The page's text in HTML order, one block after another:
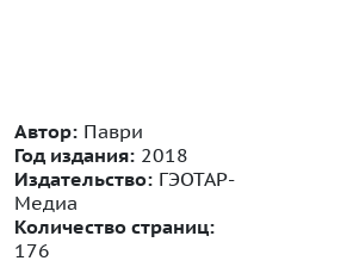
Автор: Паври
Год издания: 2018
Издательство: ГЭОТАР-
Медиа
Количество страниц:
176